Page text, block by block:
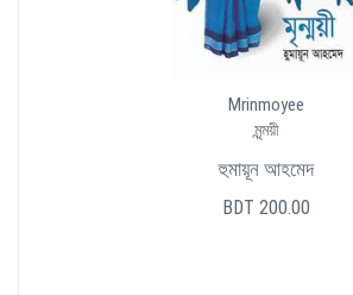
Mrinmoyee
মৃন্ময়ী
হুমায়ূন আহমেদ
BDT 200.00